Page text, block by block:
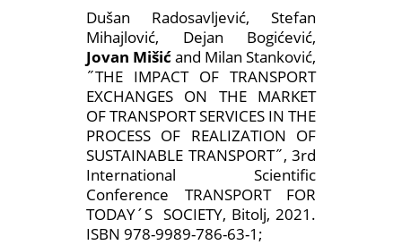
Dušan Radosavljević, Stefan
Mihajlović, Dejan Bogićević,
Jovan Mišićand Milan Stanković,
˝THE IMPACT OF TRANSPORT
EXCHANGES ON THE MARKET
OF TRANSPORT SERVICES IN THE
PROCESS OF REALIZATION OF
SUSTAINABLE TRANSPORT˝, 3rd
International Scientific
Conference TRANSPORT FOR
TODAY´S SOCIETY, Bitolj, 2021.
ISBN 978-9989-786-63-1;